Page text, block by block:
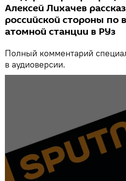
Алексей Лихачев
российской стороны по
атомной станции в РУз
Полный комментарий
в аудиоверсии.